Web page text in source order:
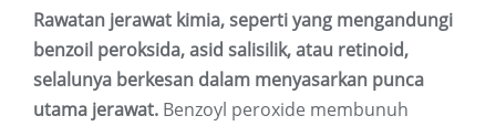
Rawatan jerawat kimia, seperti yang mengandungi
benzoil peroksida, asid salisilik, atau retinoid,
selalunya berkesan dalam menyasarkan punca
utama jerawat. Benzoyl peroxide membunuh